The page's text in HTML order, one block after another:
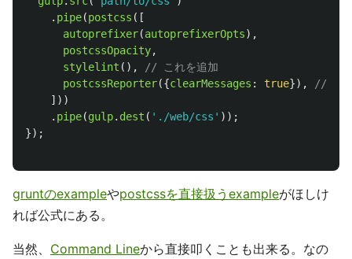
. pipe(postcss ([
autoprefixer(autoprefixerOpts),
postcssOpacity,
stylelint (),
// これを追加
postcssReporter({clearMessages : true}),
// こ
]))
. pipe(gulp. dest ( ' ./web/css ' ));
});
gruntのexampleやpostcssを直接扱うexampleがほしけ
れば公式にある。
当然、 Command Lineから直接叩くことも出来る。なの